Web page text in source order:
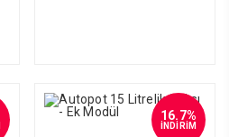
16.7%
İNDİRİM